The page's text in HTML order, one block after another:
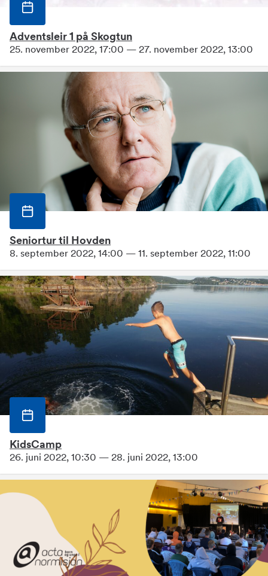
Adventsleir 1 på Skogtun
25. november 2022, 17:00 — 27. november 2022, 13:00
Seniortur til Hovden
8. september 2022, 14:00 — 11. september 2022, 11:00
KidsCamp
26. juni 2022, 10:30 — 28. juni 2022, 13:00